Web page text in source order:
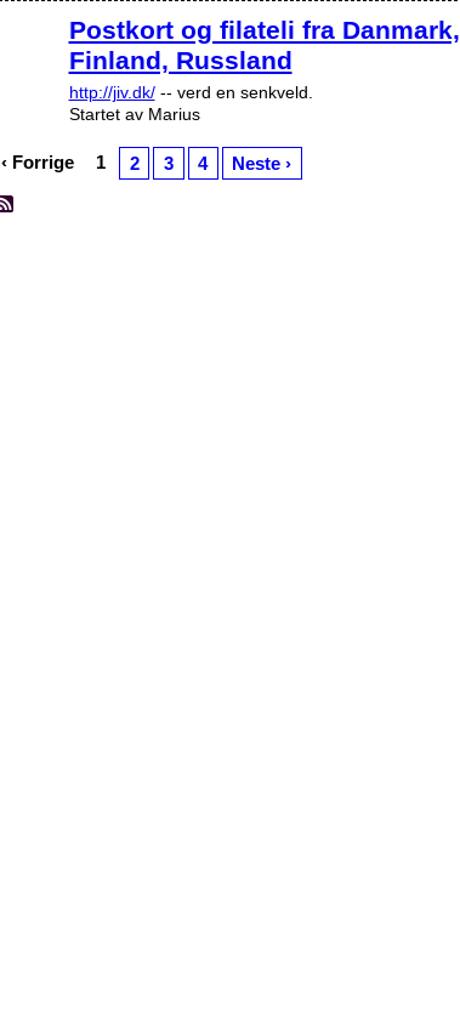
Postkort og filateli fra Danmark,
Finland, Russland
http://jiv.dk/-- verd en senkveld.
Startet av Marius
‹ Forrige 1 2 3 4 Neste ›